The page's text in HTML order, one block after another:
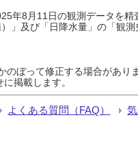
年8月11日の観測データを
」及び「日降水量」の「観
ぼって修正する場合があ
掲載します。
よくある質問（FAQ）